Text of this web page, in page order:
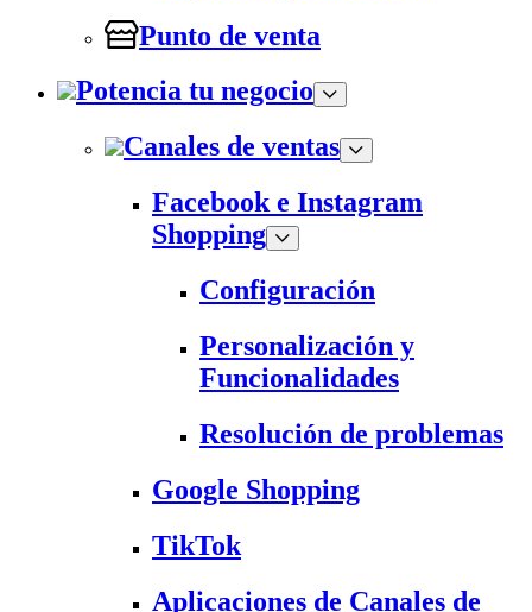
Punto de venta
Potencia tu negocio
Canales de ventas
Facebook e Instagram
Shopping
Configuración
Personalización y
Funcionalidades
Resolución de problemas
Google Shopping
TikTok
Aplicaciones de Canales de